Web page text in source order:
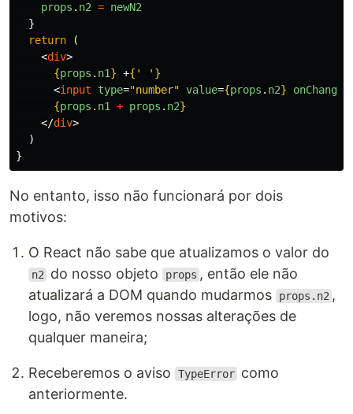
props . n2 = newN2
}
return
(
<div>
{props . n1} +{ ' ' }
<input type="number" value={props . n2} onChange
{props . n1 + props . n2}
</div>
)
}
No entanto, isso não funcionará por dois
motivos:
O React não sabe que atualizamos o valor do
n2 do nosso objeto props , então ele não
atualizará a DOM quando mudarmos
props.n2 ,
logo, não veremos nossas alterações de
qualquer maneira;
Receberemos o aviso TypeError como
anteriormente.